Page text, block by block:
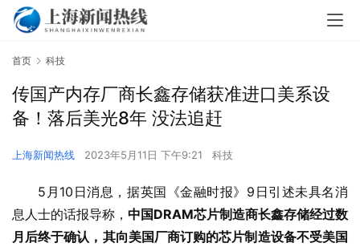
首页 科技
传国产内存厂商长鑫存储获准进口美系设
备！落后美光8年 没法追赶
上海新闻热线 2023年5月11日 下午9:21 科技
5月10日消息，据英国《金融时报》9日引述未具名消
息人士的话报导称， 中国DRAM芯片制造商长鑫存储经过数
月后终于确认，其向美国厂商订购的芯片制造设备不受美国